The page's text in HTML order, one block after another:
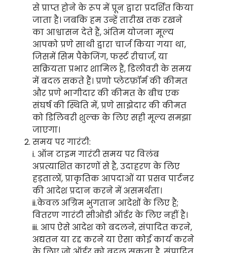
से प्राप्त होने के रूप में प्रून द्वारा प्रदर्शित किया
जाता है। जबकि हम उन्हें तारीख तक रखने
का आश्वासन देते हैं, अंतिम योजना मूल्य
आपको प्रणे साथी द्वारा चार्ज किया गया था,
जिसमें सिम पैकेजिंग, फर्स्ट रीचार्ज, या
सक्रियता प्रभार शामिल हैं, डिलीवरी के समय
में बदल सकते हैं। प्रणो प्लेटफ़ॉर्म की कीमत
और प्रणे भागीदार की कीमत के बीच एक
संघर्ष की स्थिति में, प्रणे साझेदार की कीमत
को डिलिवरी शुल्क के लिए सही मूल्य समझा
जाएगा।
समय पर गारंटी:
i. ऑन टाइम गारंटी समय पर विलंब
अप्रत्याशित कारणों से है, उदाहरण के लिए
हड़तालों, प्राकृतिक आपदाओं या प्रसव पार्टनर
की आदेश प्रदान करने में असमर्थता।
ii.केवल अग्रिम भुगतान आदेशों के लिए है;
वितरण गारंटी सीओडी ऑर्डर के लिए नहीं है।
iii. आप ऐसे आदेश को बदलने, संपादित करने,
अद्यतन या रद्द करने या ऐसा कोई कार्य करने